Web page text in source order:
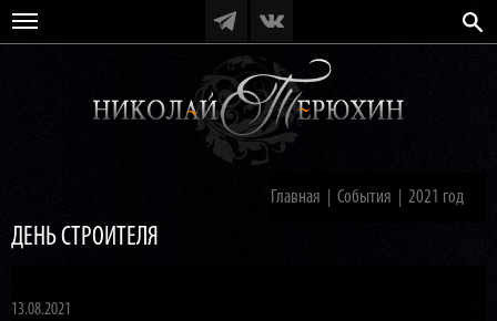
Главная События 2021 год
ДЕНЬ СТРОИТЕЛЯ
13.08.2021